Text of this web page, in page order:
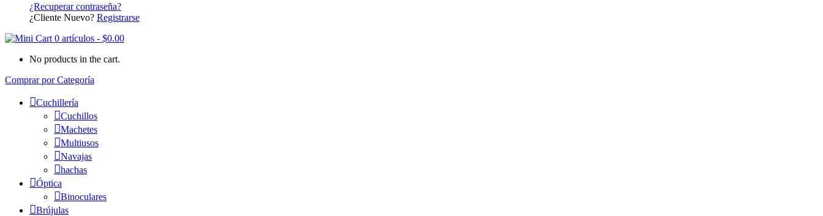
¿Recuperar contraseña?
¿Cliente Nuevo? Registrarse
0 artículos - $0.00
No products in the cart.
Comprar por Categoría
Cuchillería
Cuchillos
Machetes
Multiusos
Navajas
hachas
Óptica
Binoculares
Brújulas